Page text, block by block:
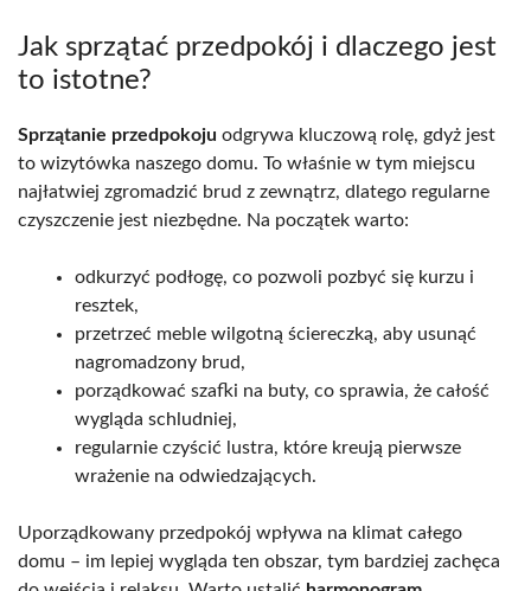
Jak sprzątać przedpokój i dlaczego jest
to istotne?
Sprzątanie przedpokoju odgrywa kluczową rolę, gdyż jest
to wizytówka naszego domu. To właśnie w tym miejscu
najłatwiej zgromadzić brud z zewnątrz, dlatego regularne
czyszczenie jest niezbędne. Na początek warto:
odkurzyć podłogę, co pozwoli pozbyć się kurzu i
resztek,
przetrzeć meble wilgotną ściereczką, aby usunąć
nagromadzony brud,
porządkować szafki na buty, co sprawia, że całość
wygląda schludniej,
regularnie czyścić lustra, które kreują pierwsze
wrażenie na odwiedzających.
Uporządkowany przedpokój wpływa na klimat całego
domu – im lepiej wygląda ten obszar, tym bardziej zachęca